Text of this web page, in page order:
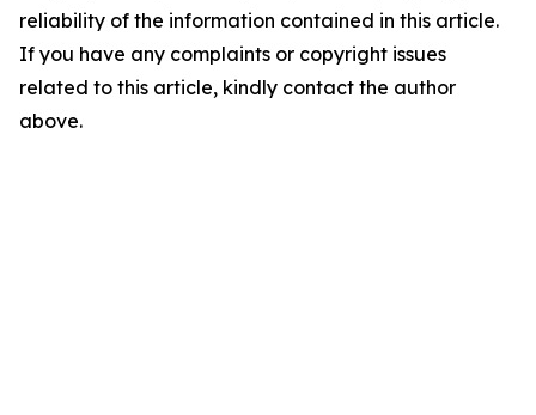
reliability of the information contained in this article.
If you have any complaints or copyright issues
related to this article, kindly contact the author
above.